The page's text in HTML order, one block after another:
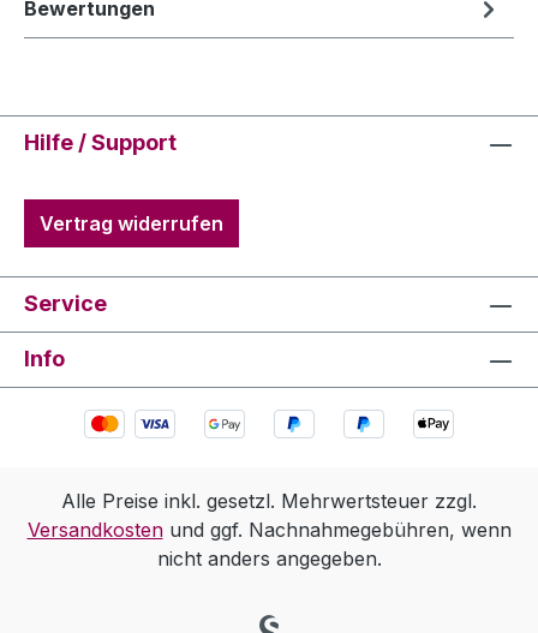
Bewertungen
Hilfe / Support
Vertrag widerrufen
Service
Info
Alle Preise inkl. gesetzl. Mehrwertsteuer zzgl.
Versandkostenund ggf. Nachnahmegebühren, wenn
nicht anders angegeben.